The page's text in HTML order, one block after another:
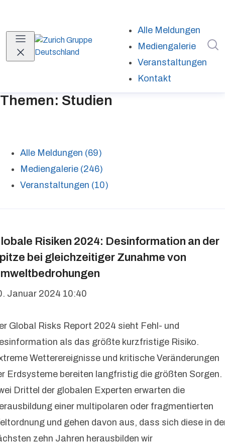
Alle Meldungen
Mediengalerie
Veranstaltungen
Kontakt
Themen: Studien
Alle Meldungen (69)
Mediengalerie (246)
Veranstaltungen (10)
Risiken 2024: Desinformation an der
bei gleichzeitiger Zunahme von
Januar 2024 10:40
Global Risks Report 2024 sieht Fehl- und
als das größte kurzfristige Risiko.
Wetterereignisse und kritische Veränderungen
Erdsysteme bereiten langfristig die größten Sorgen.
Drittel der globalen Experten erwarten die
einer multipolaren oder fragmentierten
und gehen davon aus, dass sich diese in
zehn Jahren herausbilden wir